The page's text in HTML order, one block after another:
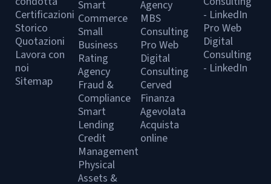
Certificazioni
Storico
Quotazioni
Lavora con
noi
Sitemap
Smart
Commerce
Small
Business
Rating
Agency
Fraud &
Compliance
Smart
Lending
Credit
Management
Physical
Assets &
Agency
MBS
Consulting
Pro Web
Digital
Consulting
Cerved
Finanza
Agevolata
Acquista
online
- LinkedIn
Pro Web
Digital
Consulting
- LinkedIn